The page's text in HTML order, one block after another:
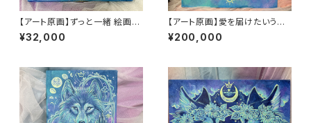
【アート原画】ずっと一緒 絵画
¥32,000
【アート原画】愛を届けたいうさ
ぎ 1点もの アクリル画
¥200,000